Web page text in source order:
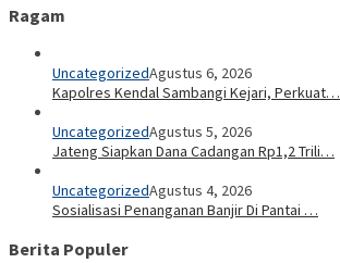
Ragam
UncategorizedAgustus 6, 2026
Kapolres Kendal Sambangi Kejari, Perkuat…
UncategorizedAgustus 5, 2026
Jateng Siapkan Dana Cadangan Rp1,2 Trili…
UncategorizedAgustus 4, 2026
Sosialisasi Penanganan Banjir Di Pantai …
Berita Populer